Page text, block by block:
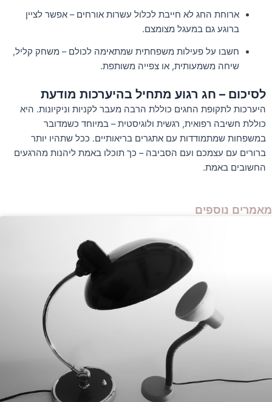
ארוחת החג לא חייבת לכלול עשרות אורחים – אפשר לציין
ברוגע גם במעגל מצומצם.
חשבו על פעילות משפחתית שמתאימה לכולם – משחק קליל,
שיחה משמעותית, או צפייה משותפת.
לסיכום – חג רגוע מתחיל בהיערכות מודעת
היערכות לתקופת החגים כוללת הרבה מעבר לקניות וניקיונות. היא
כוללת חשיבה רפואית, רגשית ולוגיסטית – במיוחד כשמדובר
במשפחות שמתמודדות עם אתגרים בריאותיים. ככל שתהיו יותר
ברורים עם עצמכם ועם הסביבה – כך תוכלו באמת ליהנות מהרגעים
החשובים באמת.
מאמרים נוספים